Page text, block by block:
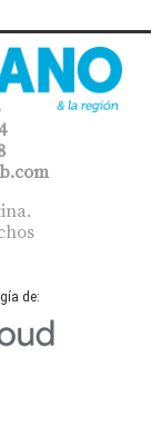
de: